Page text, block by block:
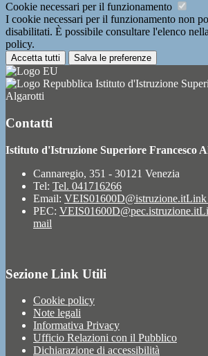
Cookie necessari per il funzionamento
I cookie necessari per il funzionamento non
disabilitati. È possibile consultare l'elenco
policy.
Accetta tutti Salva le preferenze
Istituto d'Istruzione
Algarotti
Contatti
Istituto d'Istruzione Superiore Francesco
Cannaregio, 351 - 30121 Venezia
Tel: Tel. 041716266
Email: VEIS01600D@istruzione.itLink
PEC: VEIS01600D@pec.istruzione.it
mail
Sezione Link Utili
Cookie policy
Note legali
Informativa Privacy
Ufficio Relazioni con il Pubblico
Dichiarazione di accessibilità